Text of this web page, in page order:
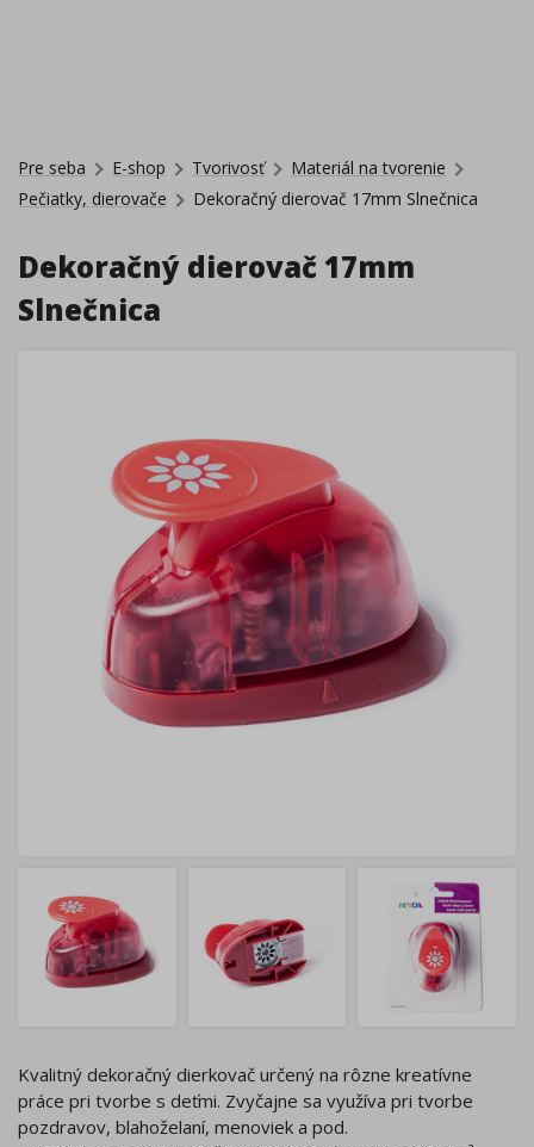
Pre seba E-shop Tvorivosť
Materiál na tvorenie
Pečiatky, dierovače
Dekoračný dierovač 17mm Slnečnica
Dekoračný dierovač 17mm
Slnečnica
Kvalitný dekoračný dierkovač určený na rôzne kreatívne
práce pri tvorbe s deťmi. Zvyčajne sa využíva pri tvorbe
pozdravov, blahoželaní, menoviek a pod.